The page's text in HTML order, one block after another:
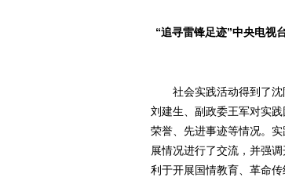
“追寻雷锋足迹”中央电视
社会实践活动得到了沈
刘建生、副政委王军对实
荣誉、先进事迹等情况。
展情况进行了交流，并强
利于开展国情教育、革命